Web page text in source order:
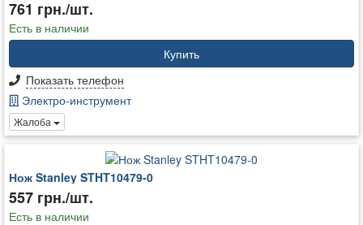
761 грн./шт.
Есть в наличии
Купить
Показать телефон
Электро-инструмент
Жалоба
Нож Stanley STHT10479-0
557 грн./шт.
Есть в наличии